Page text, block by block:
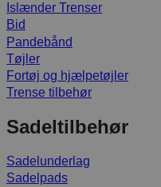
Islænder Trenser
Bid
Pandebånd
Tøjler
Fortøj og hjælpetøjler
Trense tilbehør
Sadeltilbehør
Sadelunderlag
Sadelpads